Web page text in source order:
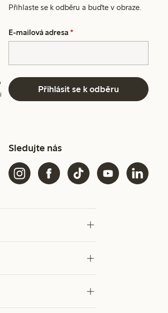
Přihlaste se k odběru a buďte v obraze.
E-mailová adresa *
Přihlásit se k odběru
Sledujte nás